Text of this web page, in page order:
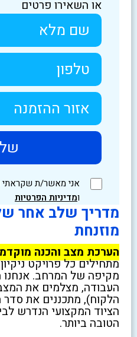
או השאירו פרטים
אני מאשר/ת שקראתי
ומדיניות הפרטיות
מדריך שלב אחר
מוזנחת
הערכת מצב והכנה
מתחילים כל פרויקט
מקיפה של המרחב. אנחנו
העבודה, מצלמים את
הלקוח), מתכננים את סדר
הציוד המקצועי הנדרש
הטובה ביותר.